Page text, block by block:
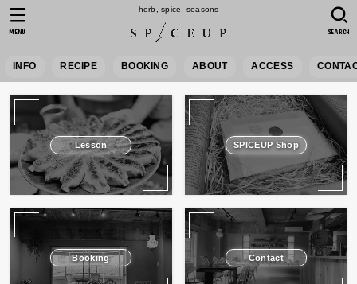
herb, spice, seasons
INFO RECIPE BOOKING ABOUT ACCESS
SEARCH
MENU
Lesson SPICEUP Shop
Booking Contact